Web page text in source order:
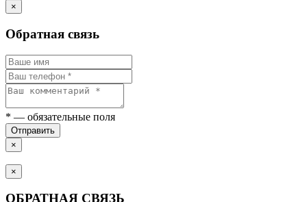
×
Обратная связь
* — обязательные поля
Отправить
×
×
ОБРАТНАЯ СВЯЗЬ